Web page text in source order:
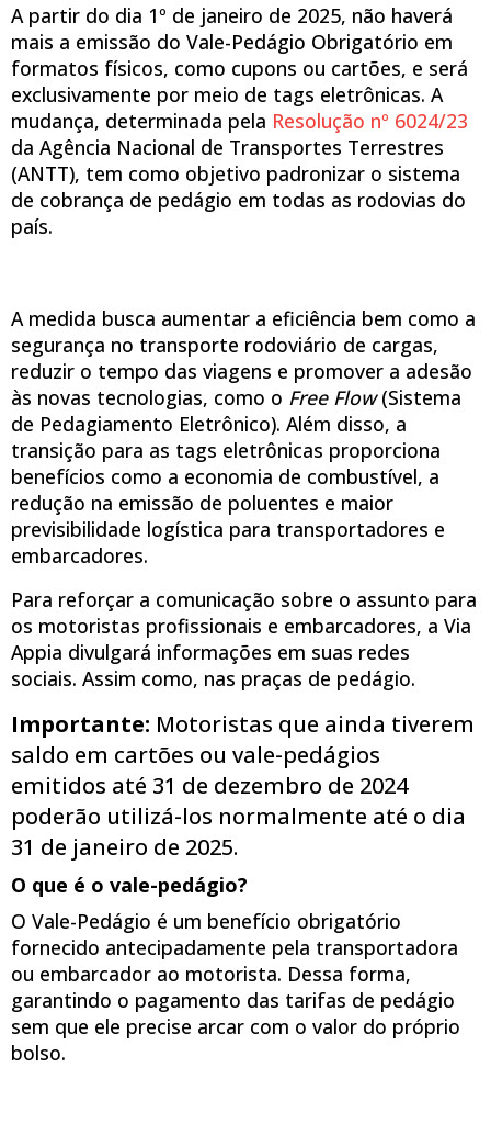
A partir do dia 1º de janeiro de 2025, não haverá
mais a emissão do Vale-Pedágio Obrigatório em
formatos físicos, como cupons ou cartões, e será
exclusivamente por meio de tags eletrônicas. A
mudança, determinada pela Resolução nº 6024/23
da Agência Nacional de Transportes Terrestres
(ANTT), tem como objetivo padronizar o sistema
de cobrança de pedágio em todas as rodovias do
país.
A medida busca aumentar a eficiência bem como a
segurança no transporte rodoviário de cargas,
reduzir o tempo das viagens e promover a adesão
às novas tecnologias, como o Free Flow(Sistema
de Pedagiamento Eletrônico). Além disso, a
transição para as tags eletrônicas proporciona
benefícios como a economia de combustível, a
redução na emissão de poluentes e maior
previsibilidade logística para transportadores e
embarcadores.
Para reforçar a comunicação sobre o assunto para
os motoristas profissionais e embarcadores, a Via
Appia divulgará informações em suas redes
sociais. Assim como, nas praças de pedágio.
Importante: Motoristas que ainda tiverem
saldo em cartões ou vale-pedágios
emitidos até 31 de dezembro de 2024
poderão utilizá-los normalmente até o dia
31 de janeiro de 2025.
O que é o vale-pedágio?
O Vale-Pedágio é um benefício obrigatório
fornecido antecipadamente pela transportadora
ou embarcador ao motorista. Dessa forma,
garantindo o pagamento das tarifas de pedágio
sem que ele precise arcar com o valor do próprio
bolso.